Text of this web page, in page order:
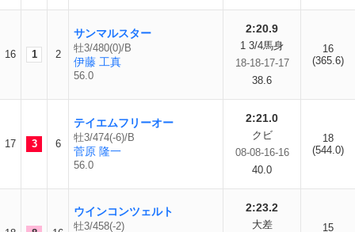
16 1 2
サンマルスター
牡3/480(0)/B
伊藤 工真
56.0
2:20.9
1 3/4馬身
18-18-17-17
38.6
16
(365.6)
17 3 6
テイエムフリーオー
牡3/474(-6)/B
菅原 隆一
56.0
2:21.0
クビ
08-08-16-16
40.0
18
(544.0)
ウインコンツェルト
牡3/458(-2)
2:23.2
大差
15